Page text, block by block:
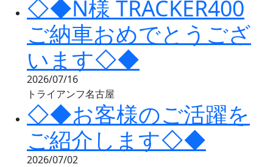
◇◆N様 TRACKER400
ご納車おめでとうござ
います◇◆
2026/07/16
トライアンフ名古屋
◇◆お客様のご活躍を
ご紹介します◇◆
2026/07/02